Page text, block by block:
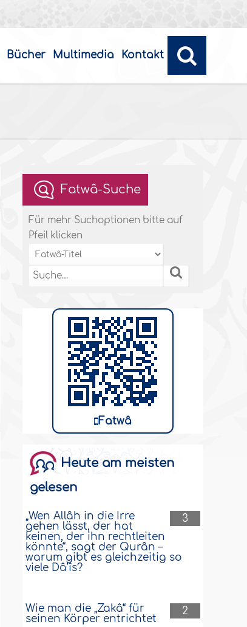
Bücher Multimedia Kontakt
Fatwâ-Suche
Für mehr Suchoptionen bitte auf
Pfeil klicken
Fatwâ
Heute am meisten
gelesen
3
„Wen Allâh in die Irre
gehen lässt, der hat
keinen, der ihn rechtleiten
könnte“, sagt der Qurân –
warum gibt es gleichzeitig so
viele Dâ’îs?
2
Wie man die „Zakâ“ für
seinen Körper entrichtet